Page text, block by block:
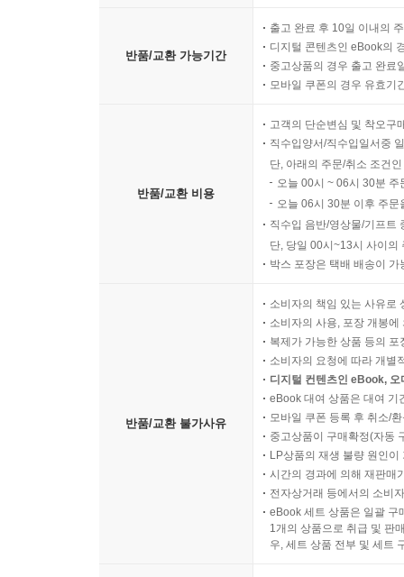
반품/교환 가능기간
출고 완료 후 10일 이내의
디지털 콘텐츠인 eBook의
중고상품의 경우 출고 완료
모바일 쿠폰의 경우 유효기
반품/교환 비용
고객의 단순변심 및 착오구
직수입양서/직수입일서중
단, 아래의 주문/취소 조건
오늘 00시 ~ 06시 30분
오늘 06시 30분 이후 주
직수입 음반/영상물/기프트
단, 당일 00시~13시 사이의
박스 포장은 택배 배송이
반품/교환 불가사유
소비자의 책임 있는 사유로
소비자의 사용, 포장 개봉
복제가 가능한 상품 등의
소비자의 요청에 따라 개별
디지털 컨텐츠인 eBook,
eBook 대여 상품은 대여 기
모바일 쿠폰 등록 후 취소/
중고상품이 구매확정(자동
LP상품의 재생 불량 원인
시간의 경과에 의해 재판매
전자상거래 등에서의 소비
eBook 세트 상품은 일괄 구
1개의 상품으로 취급 및 판
우, 세트 상품 전부 및 세트